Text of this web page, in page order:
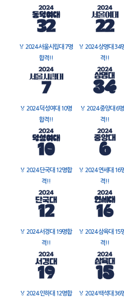
🏅 2024 서울시립대 7명
합격!!
🏅 2024 상명대 34
격!!
🏅 2024 덕성여대 10명
합격!!
🏅 2024 중앙대 6
격!!
🏅 2024 단국대 12명합
격!!
🏅 2024 연세대 16
격!!
🏅 2024 서경대 19명합
격!!
🏅 2024 삼육대 15
격!!
🏅 2024 인하대 12명합
🏅 2024 백석대 36